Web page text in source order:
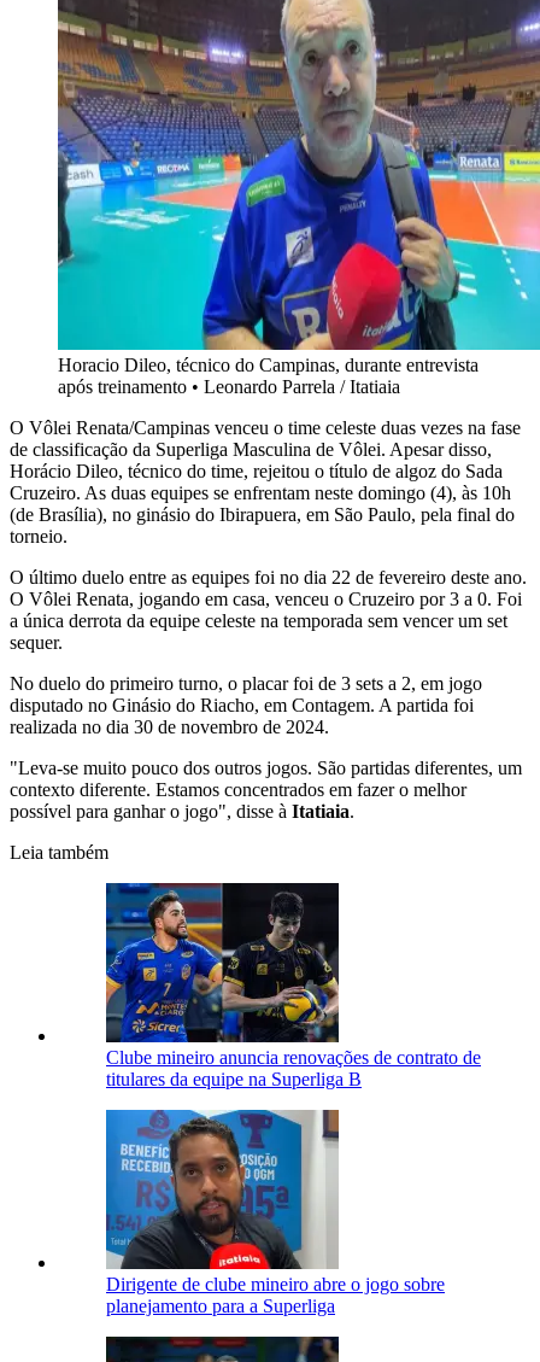
Horacio Dileo, técnico do Campinas, durante entrevista
após treinamento • Leonardo Parrela / Itatiaia
O Vôlei Renata/Campinas venceu o time celeste duas vezes na fase
de classificação da Superliga Masculina de Vôlei. Apesar disso,
Horácio Dileo, técnico do time, rejeitou o título de algoz do Sada
Cruzeiro. As duas equipes se enfrentam neste domingo (4), às 10h
(de Brasília), no ginásio do Ibirapuera, em São Paulo, pela final do
torneio.
O último duelo entre as equipes foi no dia 22 de fevereiro deste ano.
O Vôlei Renata, jogando em casa, venceu o Cruzeiro por 3 a 0. Foi
a única derrota da equipe celeste na temporada sem vencer um set
sequer.
No duelo do primeiro turno, o placar foi de 3 sets a 2, em jogo
disputado no Ginásio do Riacho, em Contagem. A partida foi
realizada no dia 30 de novembro de 2024.
"Leva-se muito pouco dos outros jogos. São partidas diferentes, um
contexto diferente. Estamos concentrados em fazer o melhor
possível para ganhar o jogo", disse à Itatiaia.
Leia também
Clube mineiro anuncia renovações de contrato de
titulares da equipe na Superliga B
Dirigente de clube mineiro abre o jogo sobre
planejamento para a Superliga